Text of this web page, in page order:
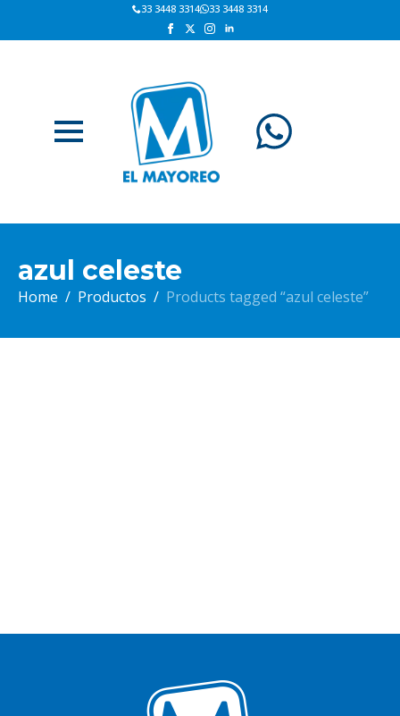
33 3448 3314 33 3448 3314
azul celeste
Home Productos Products tagged “azul celeste”